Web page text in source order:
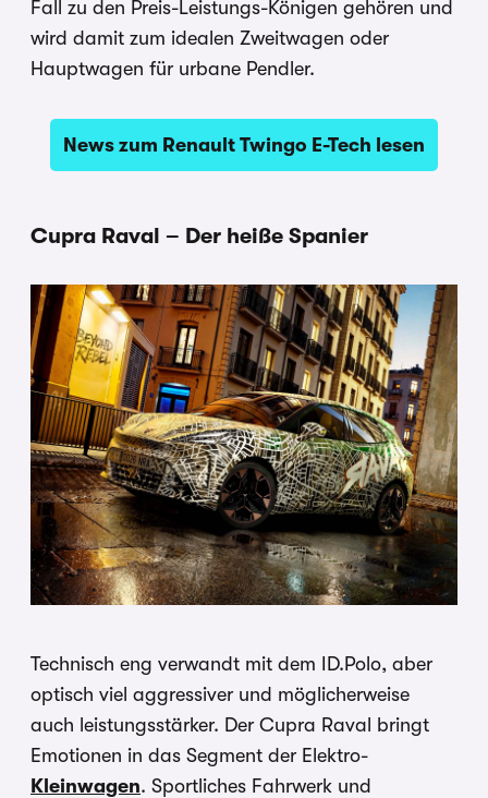
Fall zu den Preis-Leistungs-Königen gehören und
wird damit zum idealen Zweitwagen oder
Hauptwagen für urbane Pendler.
News zum Renault Twingo E-Tech lesen
Cupra Raval – Der heiße Spanier
Technisch eng verwandt mit dem ID.Polo, aber
optisch viel aggressiver und möglicherweise
auch leistungsstärker. Der Cupra Raval bringt
Emotionen in das Segment der Elektro-
Kleinwagen. Sportliches Fahrwerk und